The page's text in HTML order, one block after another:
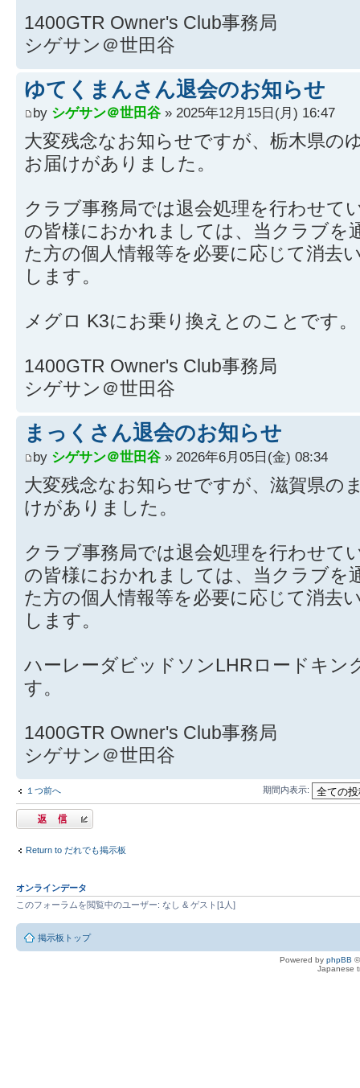
1400GTR Owner's Club事務局
シゲサン＠世田谷
ゆてくまんさん退会のお知らせ
by シゲサン＠世田谷 » 2025年12月15日(月) 16:47
大変残念なお知らせですが、栃木県の
お届けがありました。
クラブ事務局では退会処理を行わせて
の皆様におかれましては、当クラブを
た方の個人情報等を必要に応じて消去
します。
メグロ K3にお乗り換えとのことです。
1400GTR Owner's Club事務局
シゲサン＠世田谷
まっくさん退会のお知らせ
by シゲサン＠世田谷 » 2026年6月05日(金) 08:34
大変残念なお知らせですが、滋賀県の
けがありました。
クラブ事務局では退会処理を行わせて
の皆様におかれましては、当クラブを
た方の個人情報等を必要に応じて消去
します。
ハーレーダビッドソンLHRロードキン
す。
1400GTR Owner's Club事務局
シゲサン＠世田谷
１つ前へ 期間内表示:
返信する
Return to だれでも掲示板
オンラインデータ
このフォーラムを閲覧中のユーザー: なし & ゲスト[1人]
掲示板トップ
Powered by phpBB
Japanese